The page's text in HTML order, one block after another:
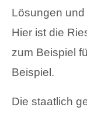
Lösungen
Hier ist die
zum Beispiel
Beispiel.
Die staatlich